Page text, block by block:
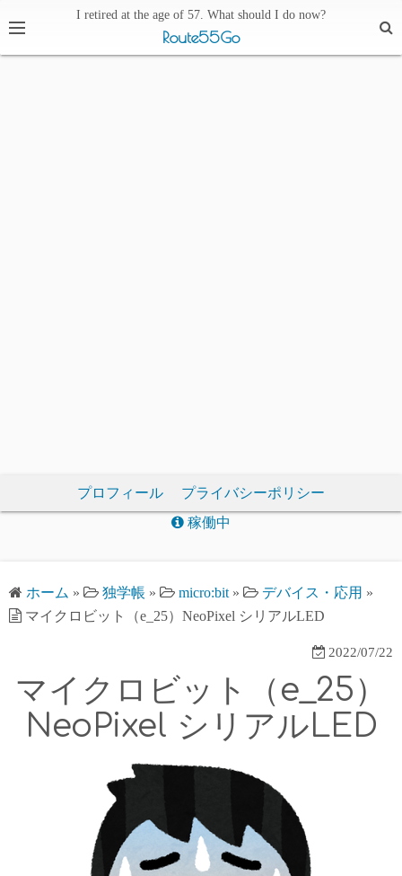
I retired at the age of 57. What should I do now?
Route55Go
プロフィール
プライバシーポリシー
稼働中
ホーム » 独学帳 » micro:bit » デバイス・応用 »
マイクロビット（e_25）NeoPixel シリアルLED
2022/07/22
マイクロビット（e_25）
NeoPixel シリアルLED